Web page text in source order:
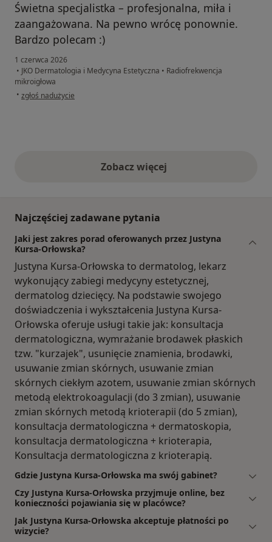
Świetna specjalistka – profesjonalna, miła i
zaangażowana. Na pewno wrócę ponownie.
Bardzo polecam :)
1 czerwca 2026
• JKO Dermatologia i Medycyna Estetyczna • Radiofrekwencja
mikroigłowa
• w opinii użytkownika Paulina
zgłoś nadużycie
Zobacz więcejopinie powyżej
Najczęściej zadawane pytania
Jaki jest zakres porad oferowanych przez Justyna
Kursa-Orłowska?
Justyna Kursa-Orłowska to dermatolog, lekarz
wykonujący zabiegi medycyny estetycznej,
dermatolog dziecięcy. Na podstawie swojego
doświadczenia i wykształcenia Justyna Kursa-
Orłowska oferuje usługi takie jak: konsultacja
dermatologiczna, wymrażanie brodawek płaskich
tzw. "kurzajek", usunięcie znamienia, brodawki,
usuwanie zmian skórnych, usuwanie zmian
skórnych ciekłym azotem, usuwanie zmian skórnych
metodą elektrokoagulacji (do 3 zmian), usuwanie
zmian skórnych metodą krioterapii (do 5 zmian),
konsultacja dermatologiczna + dermatoskopia,
konsultacja dermatologiczna + krioterapia,
Konsultacja dermatologiczna z krioterapią.
Gdzie Justyna Kursa-Orłowska ma swój gabinet?
Czy Justyna Kursa-Orłowska przyjmuje online, bez
konieczności pojawiania się w placówce?
Jak Justyna Kursa-Orłowska akceptuje płatności po
wizycie?